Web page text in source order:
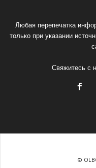
Любая перепечатка
только при указании
Свяжитесь с
©